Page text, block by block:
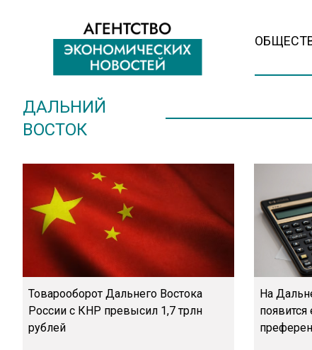
ДАЛЬНИЙ
ВОСТОК
Товарооборот Дальнего Востока
России с КНР превысил 1,7 трлн
рублей
На